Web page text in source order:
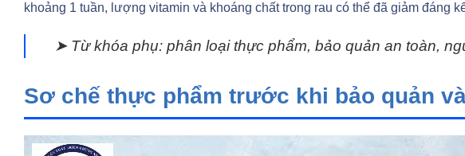
khoảng 1 tuần, lượng vitamin và khoáng chất trong rau có thể đã giảm đáng
➤ Từ khóa phụ: phân loại thực phẩm, bảo quản an toàn,
Sơ chế thực phẩm trước khi bảo quản